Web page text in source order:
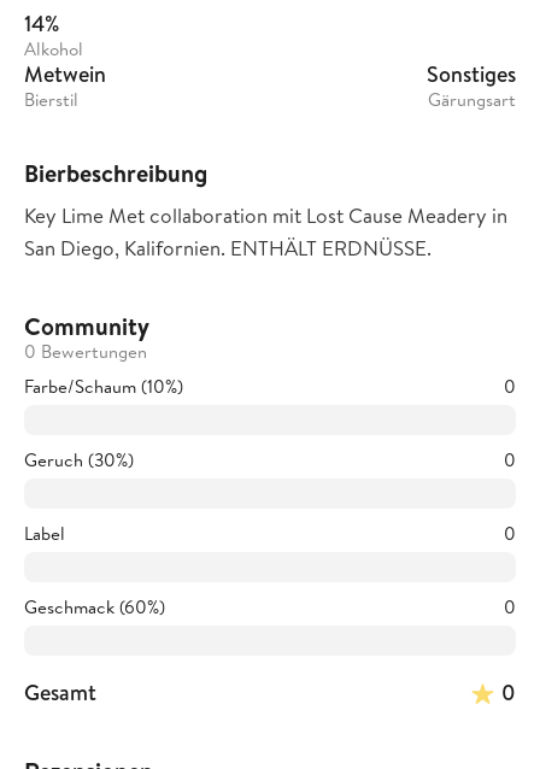
14%
Alkohol
Metwein
Bierstil
Sonstiges
Gärungsart
Bierbeschreibung
Key Lime Met collaboration mit Lost Cause Meadery in
San Diego, Kalifornien. ENTHÄLT ERDNÜSSE.
Community
0 Bewertungen
Farbe/Schaum (10%)
0
Geruch (30%) 0
Label 0
Geschmack (60%) 0
Gesamt 0